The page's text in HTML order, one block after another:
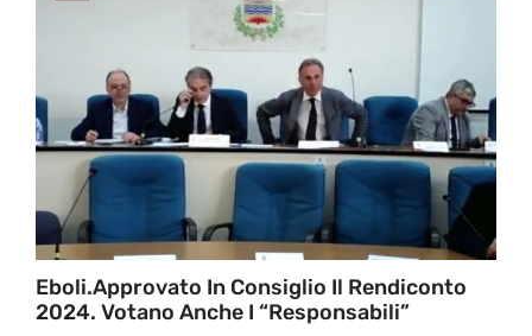
Eboli.Approvato In Consiglio Il Rendiconto
2024. Votano Anche I “responsabili”